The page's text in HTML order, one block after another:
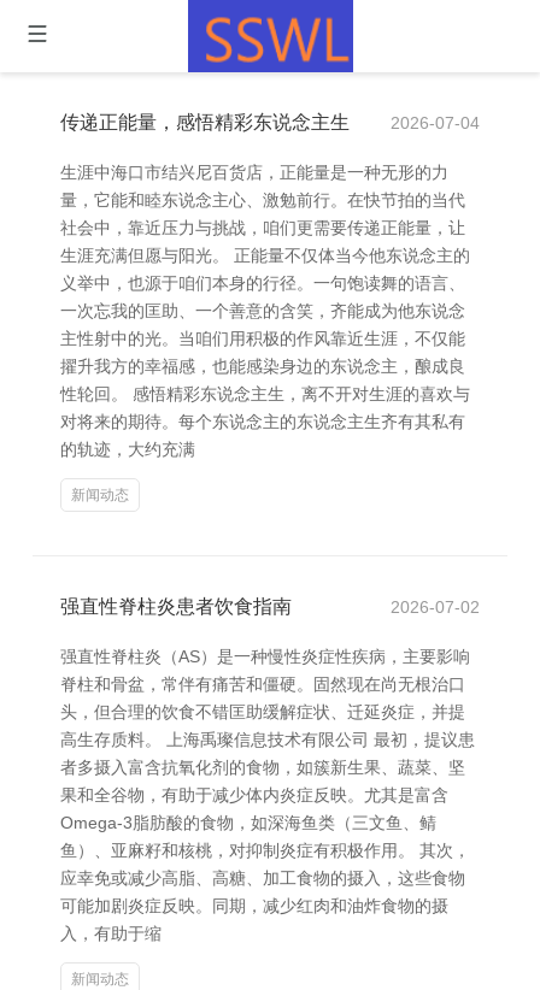
传递正能量，感悟精彩东说念主生 2026-07-04
生涯中海口市结兴尼百货店，正能量是一种无形的力
量，它能和睦东说念主心、激勉前行。在快节拍的当代
社会中，靠近压力与挑战，咱们更需要传递正能量，让
生涯充满但愿与阳光。 正能量不仅体当今他东说念主的
义举中，也源于咱们本身的行径。一句饱读舞的语言、
一次忘我的匡助、一个善意的含笑，齐能成为他东说念
主性射中的光。当咱们用积极的作风靠近生涯，不仅能
擢升我方的幸福感，也能感染身边的东说念主，酿成良
性轮回。 感悟精彩东说念主生，离不开对生涯的喜欢与
对将来的期待。每个东说念主的东说念主生齐有其私有
的轨迹，大约充满
新闻动态
强直性脊柱炎患者饮食指南 2026-07-02
强直性脊柱炎（AS）是一种慢性炎症性疾病，主要影响
脊柱和骨盆，常伴有痛苦和僵硬。固然现在尚无根治口
头，但合理的饮食不错匡助缓解症状、迁延炎症，并提
高生存质料。 上海禹璨信息技术有限公司 最初，提议患
者多摄入富含抗氧化剂的食物，如簇新生果、蔬菜、坚
果和全谷物，有助于减少体内炎症反映。尤其是富含
Omega-3脂肪酸的食物，如深海鱼类（三文鱼、鲭
鱼）、亚麻籽和核桃，对抑制炎症有积极作用。 其次，
应幸免或减少高脂、高糖、加工食物的摄入，这些食物
可能加剧炎症反映。同期，减少红肉和油炸食物的摄
入，有助于缩
新闻动态